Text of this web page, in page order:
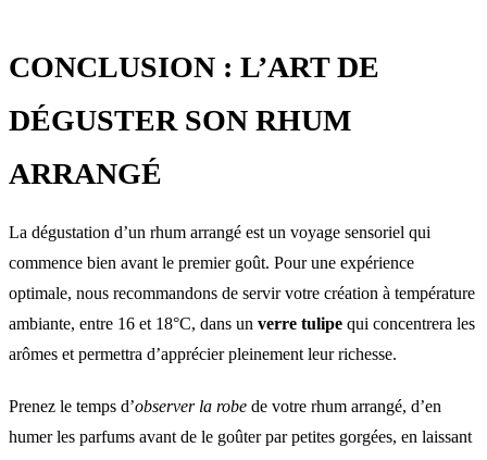
CONCLUSION : L’ART DE
DÉGUSTER SON RHUM
ARRANGÉ
La dégustation d’un rhum arrangé est un voyage sensoriel qui
commence bien avant le premier goût. Pour une expérience
optimale, nous recommandons de servir votre création à température
ambiante, entre 16 et 18°C, dans un verre tulipe qui concentrera les
arômes et permettra d’apprécier pleinement leur richesse.
Prenez le temps d’observer la robe de votre rhum arrangé, d’en
humer les parfums avant de le goûter par petites gorgées, en laissant